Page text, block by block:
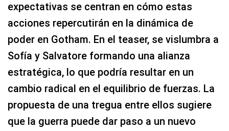
expectativas se centran en cómo estas
acciones repercutirán en la dinámica de
poder en Gotham. En el teaser, se vislumbra a
Sofía y Salvatore formando una alianza
estratégica, lo que podría resultar en un
cambio radical en el equilibrio de fuerzas. La
propuesta de una tregua entre ellos sugiere
que la guerra puede dar paso a un nuevo